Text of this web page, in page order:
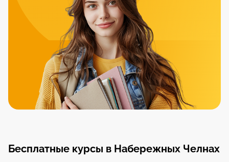
Бесплатные курсы в Набережных Челнах